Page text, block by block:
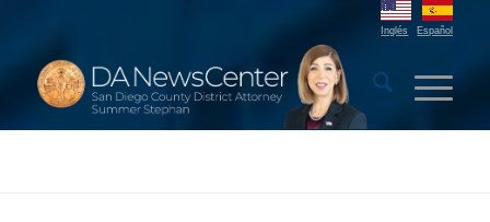
Inglés Español